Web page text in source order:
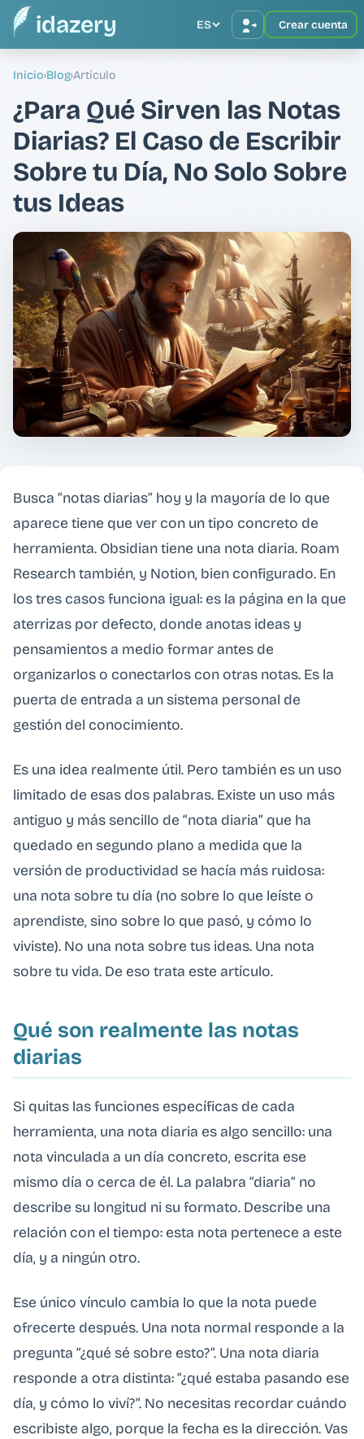
idazery ES Crear cuenta
Inicio›Blog›Artículo
¿Para Qué Sirven las Notas
Diarias? El Caso de Escribir
Sobre tu Día, No Solo Sobre
tus Ideas
Busca “notas diarias” hoy y la mayoría de lo que
aparece tiene que ver con un tipo concreto de
herramienta. Obsidian tiene una nota diaria. Roam
Research también, y Notion, bien configurado. En
los tres casos funciona igual: es la página en la que
aterrizas por defecto, donde anotas ideas y
pensamientos a medio formar antes de
organizarlos o conectarlos con otras notas. Es la
puerta de entrada a un sistema personal de
gestión del conocimiento.
Es una idea realmente útil. Pero también es un uso
limitado de esas dos palabras. Existe un uso más
antiguo y más sencillo de “nota diaria” que ha
quedado en segundo plano a medida que la
versión de productividad se hacía más ruidosa:
una nota sobre tu día (no sobre lo que leíste o
aprendiste, sino sobre lo que pasó, y cómo lo
viviste). No una nota sobre tus ideas. Una nota
sobre tu vida. De eso trata este artículo.
Qué son realmente las notas
diarias
Si quitas las funciones específicas de cada
herramienta, una nota diaria es algo sencillo: una
nota vinculada a un día concreto, escrita ese
mismo día o cerca de él. La palabra “diaria” no
describe su longitud ni su formato. Describe una
relación con el tiempo: esta nota pertenece a este
día, y a ningún otro.
Ese único vínculo cambia lo que la nota puede
ofrecerte después. Una nota normal responde a la
pregunta “¿qué sé sobre esto?”. Una nota diaria
responde a otra distinta: “¿qué estaba pasando ese
día, y cómo lo viví?”. No necesitas recordar cuándo
escribiste algo, porque la fecha es la dirección. Vas